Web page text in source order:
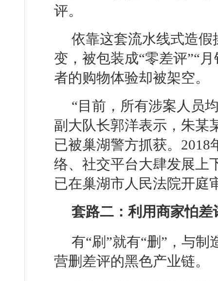
评。
依靠这套流水线式造
变，被包装成“零差评”“
者的购物体验却被架空。
“目前，所有涉案人员
副大队长郭洋表示，朱某
已被巢湖警方抓获。
络、社交平台大肆发展上
已在巢湖市人民法院开庭
套路二：利用商家怕差
有“刷”就有“删”，与
营删差评的黑色产业链。